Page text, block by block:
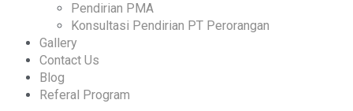
Pendirian PMA
Konsultasi Pendirian PT Perorangan
Gallery
Contact Us
Blog
Referal Program